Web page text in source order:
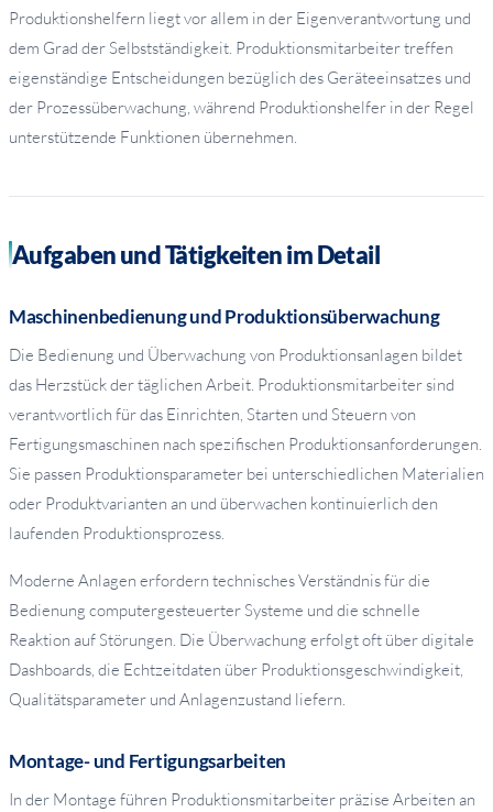
Produktionshelfern liegt vor allem in der Eigenverantwortung und
dem Grad der Selbstständigkeit. Produktionsmitarbeiter treffen
eigenständige Entscheidungen bezüglich des Geräteeinsatzes und
der Prozessüberwachung, während Produktionshelfer in der Regel
unterstützende Funktionen übernehmen.
Aufgaben und Tätigkeiten im Detail
Maschinenbedienung und Produktionsüberwachung
Die Bedienung und Überwachung von Produktionsanlagen bildet
das Herzstück der täglichen Arbeit. Produktionsmitarbeiter sind
verantwortlich für das Einrichten, Starten und Steuern von
Fertigungsmaschinen nach spezifischen Produktionsanforderungen.
Sie passen Produktionsparameter bei unterschiedlichen Materialien
oder Produktvarianten an und überwachen kontinuierlich den
laufenden Produktionsprozess.
Moderne Anlagen erfordern technisches Verständnis für die
Bedienung computergesteuerter Systeme und die schnelle
Reaktion auf Störungen. Die Überwachung erfolgt oft über digitale
Dashboards, die Echtzeitdaten über Produktionsgeschwindigkeit,
Qualitätsparameter und Anlagenzustand liefern.
Montage- und Fertigungsarbeiten
In der Montage führen Produktionsmitarbeiter präzise Arbeiten an